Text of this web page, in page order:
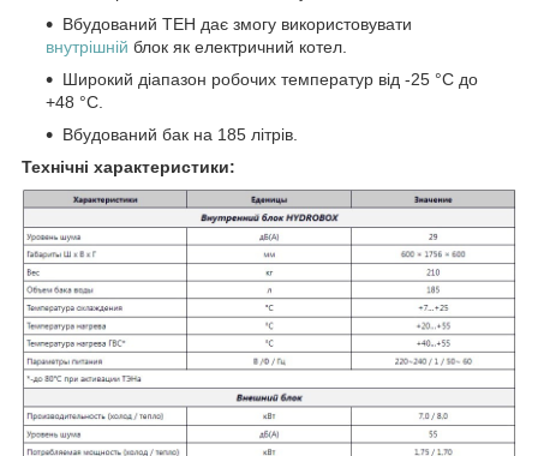
Вбудований ТЕН дає змогу використовувати
внутрішній блок як електричний котел.
Широкий діапазон робочих температур від -25 °C до
+48 °C.
Вбудований бак на 185 літрів.
Технічні характеристики: